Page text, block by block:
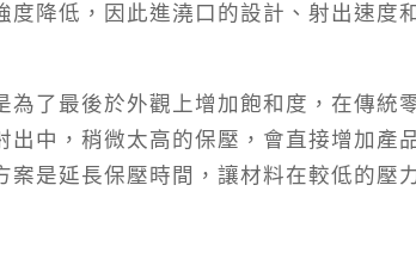
降低，因此進澆口的設計、射出速度
了最後於外觀上增加飽和度，在傳統
中，稍微太高的保壓，會直接增加產
是延長保壓時間，讓材料在較低的壓